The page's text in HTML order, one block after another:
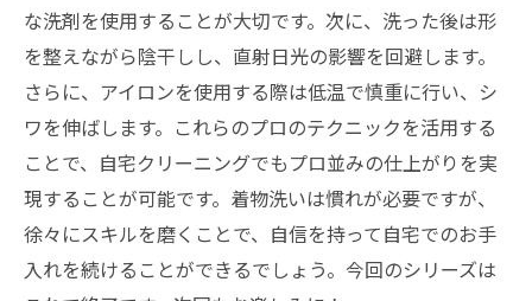
な洗剤を使用することが大切です。次に、洗った後は形
を整えながら陰干しし、直射日光の影響を回避します。
さらに、アイロンを使用する際は低温で慎重に行い、シ
ワを伸ばします。これらのプロのテクニックを活用する
ことで、自宅クリーニングでもプロ並みの仕上がりを実
現することが可能です。着物洗いは慣れが必要ですが、
徐々にスキルを磨くことで、自信を持って自宅でのお手
入れを続けることができるでしょう。今回のシリーズは